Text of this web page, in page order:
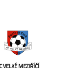
VELKÉ MEZIŘÍČÍ